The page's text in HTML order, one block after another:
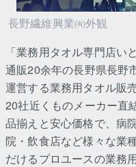
長野繊維興業㈲外観
「業務用タオル専門店い
通販20余年の長野県長野
運営する業務用タオル販
20社近くものメーカー直
品揃えと安心価格で、病
院・飲食店など様々な業
だけるプロユースの業務